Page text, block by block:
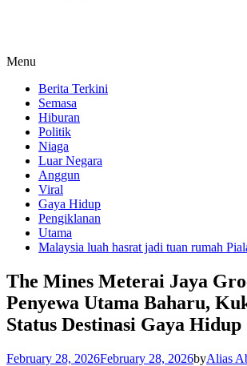
Menu
Berita Terkini
Semasa
Hiburan
Politik
Niaga
Luar Negara
Anggun
Viral
Gaya Hidup
Pengiklanan
Utama
Malaysia luah hasrat jadi tuan rumah
The Mines Meterai Jaya
Penyewa Utama Baharu,
Status Destinasi Gaya Hidup
February 28, 2026February 28, 2026byAlias